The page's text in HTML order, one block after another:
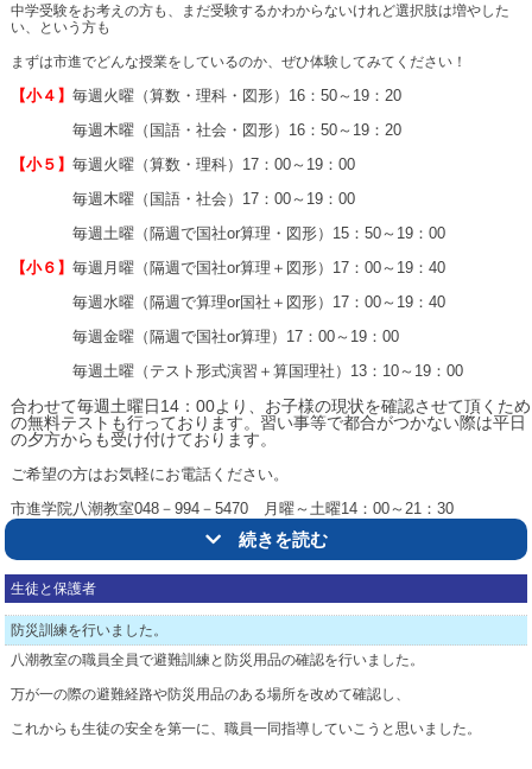
中学受験をお考えの方も、まだ受験するかわからないけれど選択肢は増やした
い、という方も
まずは市進でどんな授業をしているのか、ぜひ体験してみてください！
【小４】毎週火曜（算数・理科・図形）16：50～19：20
毎週木曜（国語・社会・図形）16：50～19：20
【小５】毎週火曜（算数・理科） 17：00～19：00
毎週木曜（国語・社会）17：00～19：00
毎週土曜（隔週で国社or算理・図形）15：50～19：00
【小６】毎週月曜 （隔週で国社or算理＋図形）17：00～19：40
毎週水曜（隔週で算理or国社＋図形）17：00～19：40
毎週金曜（隔週で国社or算理）17：00～19：00
毎週土曜（テスト形式演習＋算国理社）13：10～19：00
合わせて毎週土曜日14：00より、お子様の現状を確認させて頂くため
の無料テストも行っております。習い事等で都合がつかない際は平日
の夕方からも受け付けております。
ご希望の方はお気軽にお電話ください。
市進学院八潮教室048－994－5470 月曜～土曜14：00～21：30
△トップへ
続きを読む
生徒と保護者
防災訓練を行いました。
八潮教室の職員全員で避難訓練と防災用品の確認を行いました。
万が一の際の避難経路や防災用品のある場所を改めて確認し、
これからも生徒の安全を第一に、職員一同指導していこうと思いました。